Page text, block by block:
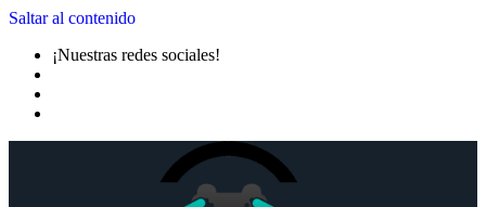
Saltar al contenido
¡Nuestras redes sociales!